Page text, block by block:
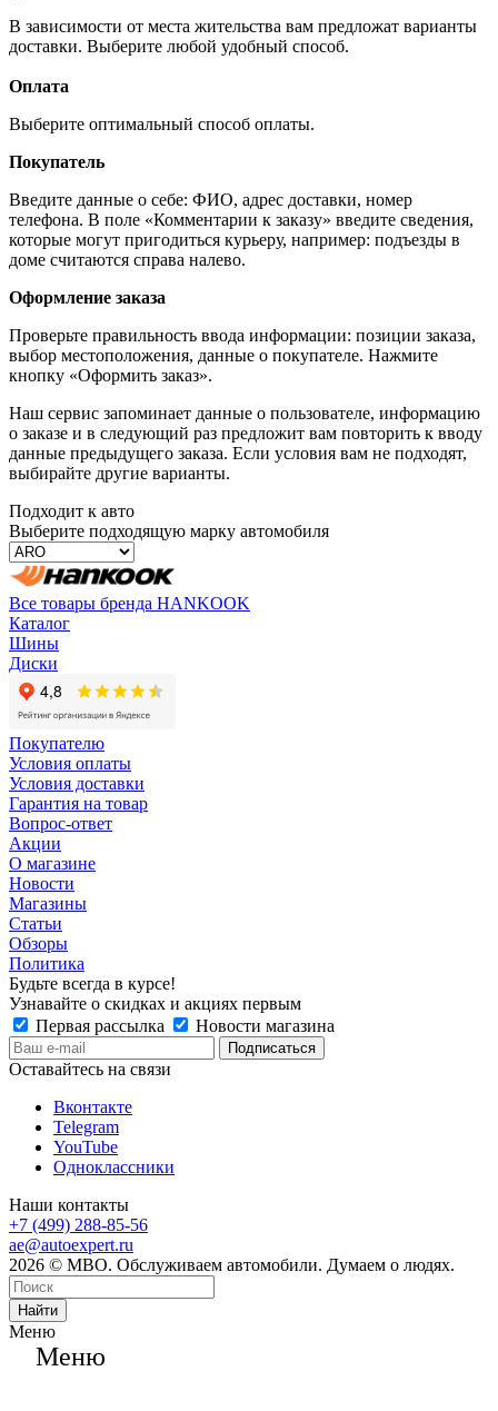
В зависимости от места жительства вам предложат варианты
доставки. Выберите любой удобный способ.
Оплата
Выберите оптимальный способ оплаты.
Покупатель
Введите данные о себе: ФИО, адрес доставки, номер
телефона. В поле «Комментарии к заказу» введите сведения,
которые могут пригодиться курьеру, например: подъезды в
доме считаются справа налево.
Оформление заказа
Проверьте правильность ввода информации: позиции заказа,
выбор местоположения, данные о покупателе. Нажмите
кнопку «Оформить заказ».
Наш сервис запоминает данные о пользователе, информацию
о заказе и в следующий раз предложит вам повторить к вводу
данные предыдущего заказа. Если условия вам не подходят,
выбирайте другие варианты.
Подходит к авто
Выберите подходящую марку автомобиля
Все товары бренда HANKOOK
Каталог
Шины
Диски
Покупателю
Условия оплаты
Условия доставки
Гарантия на товар
Вопрос-ответ
Акции
О магазине
Новости
Магазины
Статьи
Обзоры
Политика
Будьте всегда в курсе!
Узнавайте о скидках и акциях первым
Первая рассылка
Новости магазина
Оставайтесь на связи
Вконтакте
Telegram
YouTube
Одноклассники
Наши контакты
+7 (499) 288-85-56
ae@autoexpert.ru
2026 © МВО. Обслуживаем автомобили. Думаем о людях.
Найти
Меню
Меню